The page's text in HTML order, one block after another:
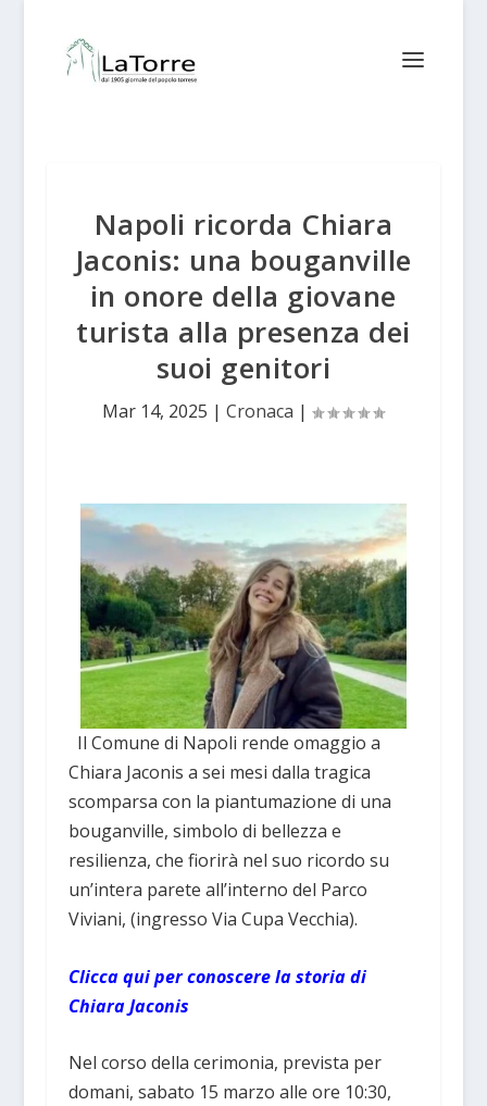
Napoli ricorda Chiara
Jaconis: una bouganville
in onore della giovane
turista alla presenza dei
suoi genitori
Mar 14, 2025 |Cronaca |
Il Comune di Napoli rende omaggio a
Chiara Jaconis a sei mesi dalla tragica
scomparsa con la piantumazione di una
bouganville, simbolo di bellezza e
resilienza, che fiorirà nel suo ricordo su
un’intera parete all’interno del Parco
Viviani, (ingresso Via Cupa Vecchia).
Clicca qui per conoscere la storia di
Chiara Jaconis
Nel corso della cerimonia, prevista per
domani, sabato 15 marzo alle ore 10:30,